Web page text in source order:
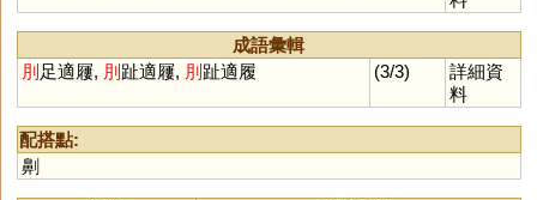
成語彙輯
刖 足適屨, 刖 趾適屨, 刖 趾適履 (3/3)
詳細資
料
配搭點:
劓